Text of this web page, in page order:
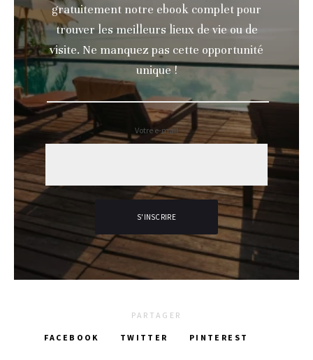
gratuitement notre ebook complet pour
trouver les meilleurs lieux de vie ou de
visite. Ne manquez pas cette opportunité
unique !
Votre e-mail
PARTAGER
FACEBOOK TWITTER PINTEREST